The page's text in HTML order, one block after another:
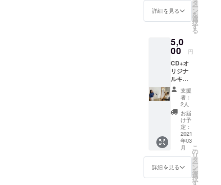
詳細を見る
タ
ー
ン
を
選
択
す
る
5,0
00 円
CD+オ
リジナ
ルキー
ホル
ダーの
コー
ス。
支援
者：
2人
お届
け予
定：
2021
年03
月
詳細を見る
こ
の
リ
タ
ー
ン
を
選
択
す